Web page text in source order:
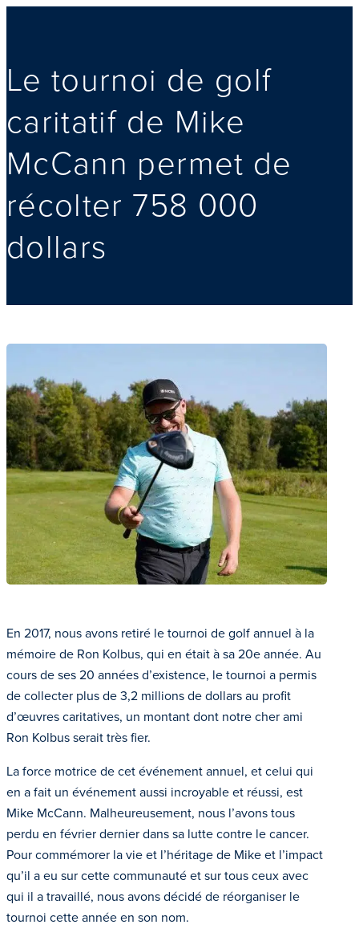
Le tournoi de golf
caritatif de Mike
McCann permet de
récolter 758 000
dollars
En 2017, nous avons retiré le tournoi de golf annuel à la
mémoire de Ron Kolbus, qui en était à sa 20e année. Au
cours de ses 20 années d’existence, le tournoi a permis
de collecter plus de 3,2 millions de dollars au profit
d’œuvres caritatives, un montant dont notre cher ami
Ron Kolbus serait très fier.
La force motrice de cet événement annuel, et celui qui
en a fait un événement aussi incroyable et réussi, est
Mike McCann. Malheureusement, nous l’avons tous
perdu en février dernier dans sa lutte contre le cancer.
Pour commémorer la vie et l’héritage de Mike et l’impact
qu’il a eu sur cette communauté et sur tous ceux avec
qui il a travaillé, nous avons décidé de réorganiser le
tournoi cette année en son nom.